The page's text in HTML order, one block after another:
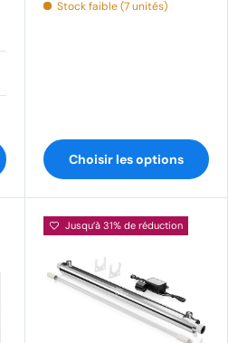
Stock faible (7 unités)
Choisir les options
Jusqu’à 31% de réduction